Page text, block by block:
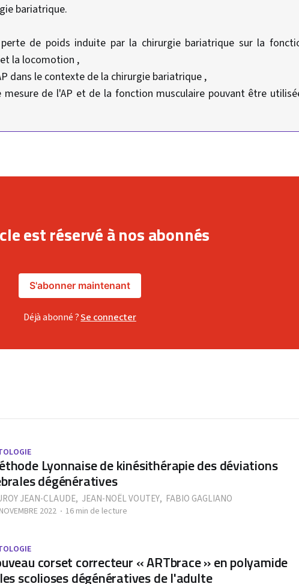
bariatrique.
de poids induite par la chirurgie bariatrique sur la
la locomotion ,
dans le contexte de la chirurgie bariatrique ,
de l'AP et de la fonction musculaire pouvant être
est réservé à nos abonnés
S'abonner maintenant
Déjà abonné ?Se connecter
Lyonnaise de kinésithérapie des déviations
dégénératives
JEAN-CLAUDE, JEAN-NOËL VOUTEY, FABIO GAGLIANO
2022 16 min de lecture
corset correcteur « ARTbrace » en polyamide
scolioses dégénératives de l'adulte